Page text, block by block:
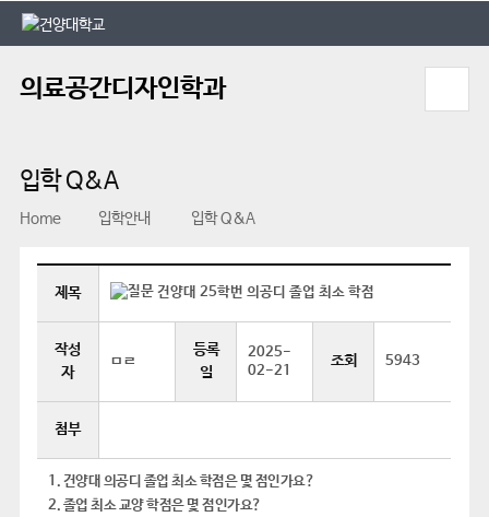
본문 바로가기
대메뉴 바로가기
의료공간디자인학과
입학 Q&A
Home 입학안내 입학 Q&A
제목 건양대 25학번 의공디 졸업 최소 학점
작성
자
ㅁㄹ
등록
일
2025-
02-21
조회 5943
첨부
1. 건양대 의공디 졸업 최소 학점은 몇 점인가요?
2. 졸업 최소 교양 학점은 몇 점인가요?